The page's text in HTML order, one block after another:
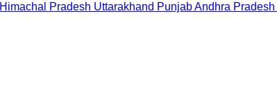
Himachal Pradesh Uttarakhand PunjabAndhra Pradesh